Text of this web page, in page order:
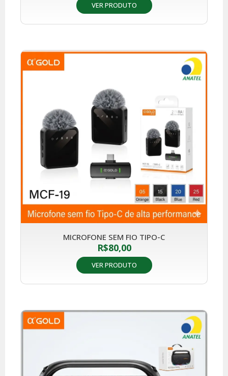
VER PRODUTO
MICROFONE SEM FIO TIPO-C
R$80,00
VER PRODUTO